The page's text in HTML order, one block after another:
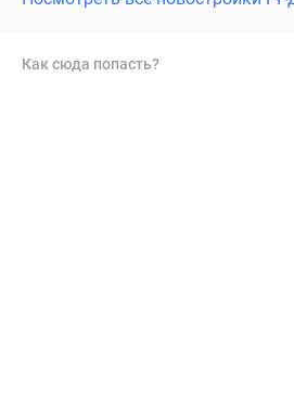
Как сюда попасть?